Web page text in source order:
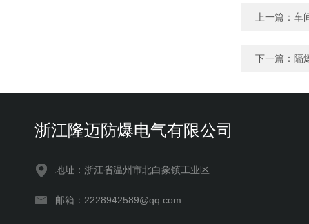
上一篇： 车
下一篇： 隔
浙江隆迈防爆电气有限公司
地址：浙江省温州市北白象镇工业区
邮箱：2228942589@qq.com